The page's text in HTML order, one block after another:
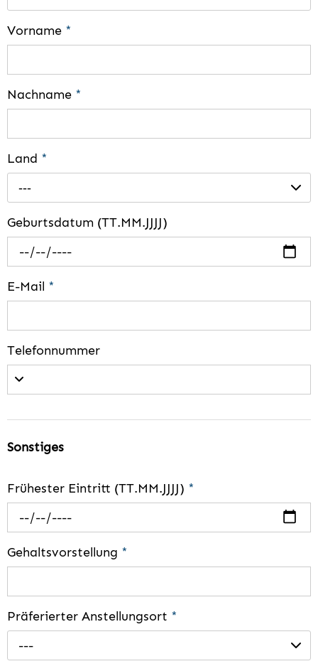
Vorname *
Nachname *
Land *
---
Geburtsdatum (TT.MM.JJJJ)
E-Mail *
Telefonnummer
Sonstiges
Frühester Eintritt (TT.MM.JJJJ) *
Gehaltsvorstellung *
Präferierter Anstellungsort *
---